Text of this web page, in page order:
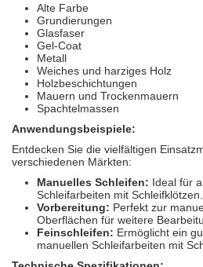
Alte Farbe
Grundierungen
Glasfaser
Gel-Coat
Metall
Weiches und harziges Holz
Holzbeschichtungen
Mauern und Trockenmauern
Spachtelmassen
Anwendungsbeispiele:
Entdecken Sie die vielfältigen
verschiedenen Märkten:
Manuelles Schleifen: Ideal für
Schleifarbeiten mit Schleifklötzen.
Vorbereitung: Perfekt zur
Oberflächen für weitere
Feinschleifen: Ermöglicht ein
manuellen Schleifarbeiten mit